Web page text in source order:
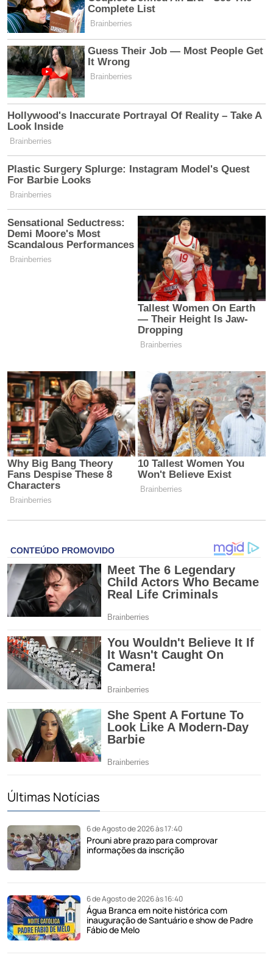
Últimas Notícias
6 de Agosto de 2026 às 17:40
Prouni abre prazo para comprovar
informações da inscrição
6 de Agosto de 2026 às 16:40
Água Branca em noite histórica com
inauguração de Santuário e show de Padre
Fábio de Melo